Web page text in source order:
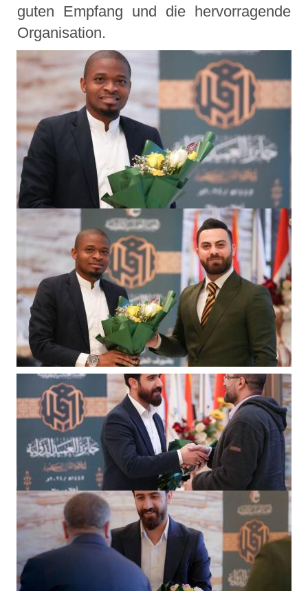
guten Empfang und die hervorragende
Organisation.